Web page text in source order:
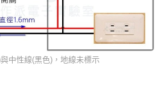
中性線(黑色)，地線未標示